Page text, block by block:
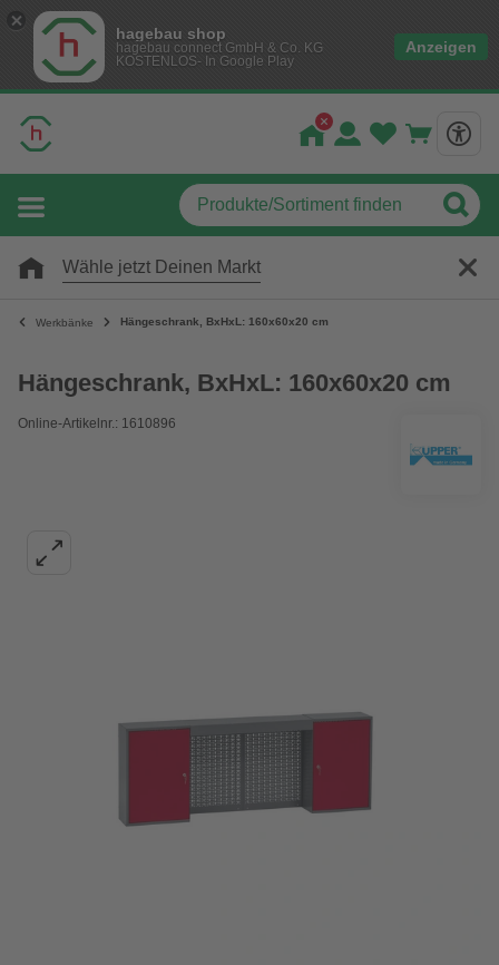
hagebau shop
hagebau connect GmbH & Co. KG
KOSTENLOS- In Google Play
Anzeigen
Wähle jetzt Deinen Markt
Werkbänke Hängeschrank, BxHxL: 160x60x20 cm
Hängeschrank, BxHxL: 160x60x20 cm
Online-Artikelnr.: 1610896